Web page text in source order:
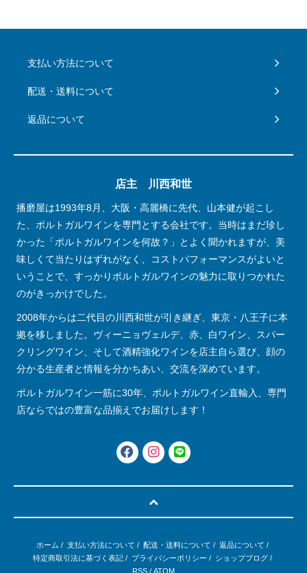
支払い方法について
配送・送料について
返品について
店主 川西和世
播磨屋は1993年8月、大阪・高麗橋に先代、山本健が起こし
た、ポルトガルワインを専門とする会社です。当時はまだ珍し
かった「ポルトガルワインを何故？」とよく聞かれますが、美
味しくて当たりはずれがなく、コストパフォーマンスがよいと
いうことで、すっかりポルトガルワインの魅力に取りつかれた
のがきっかけでした。
2008年からは二代目の川西和世が引き継ぎ、東京・八王子に本
拠を移しました。ヴィーニョヴェルデ、赤、白ワイン、スパー
クリングワイン、そして酒精強化ワインを店主自ら選び、顔の
分かる生産者と情報を分かちあい、交流を深めています。
ポルトガルワイン一筋に30年、ポルトガルワイン直輸入、専門
店ならではの豊富な品揃えでお届けします！
ホーム / 支払い方法について / 配送・送料について / 返品について /
特定商取引法に基づく表記 / プライバシーポリシー / ショップブログ /
RSS / ATOM